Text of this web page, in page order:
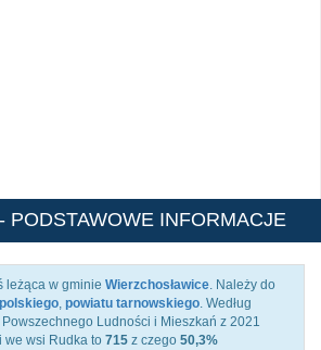
- PODSTAWOWE INFORMACJE
leżąca w gminie Wierzchosławice. Należy do
, powiatu tarnowskiego. Według
Ludności i Mieszkań z 2021
we wsi Rudka to 715 z czego 50,3%